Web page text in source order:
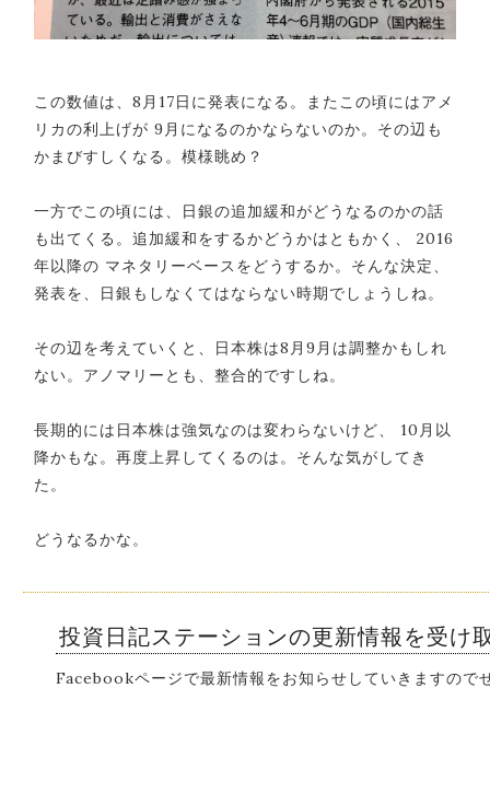
この数値は、8月17日に発表になる。またこの頃にはアメ
リカの利上げが 9月になるのかならないのか。その辺も
かまびすしくなる。模様眺め？
一方でこの頃には、日銀の追加緩和がどうなるのかの話
も出てくる。追加緩和をするかどうかはともかく、 2016
年以降の マネタリーベースをどうするか。そんな決定、
発表を、日銀もしなくてはならない時期でしょうしね。
その辺を考えていくと、日本株は8月9月は調整かもしれ
ない。アノマリーとも、整合的ですしね。
長期的には日本株は強気なのは変わらないけど、 10月以
降かもな。再度上昇してくるのは。そんな気がしてき
た。
どうなるかな。
投資日記ステーションの更新情報を受け
Facebookページで最新情報をお知らせしていきますので